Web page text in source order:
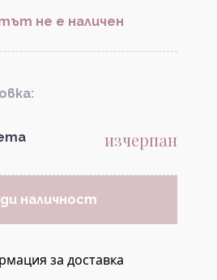
не е наличен
изчерпан
наличност
за доставка